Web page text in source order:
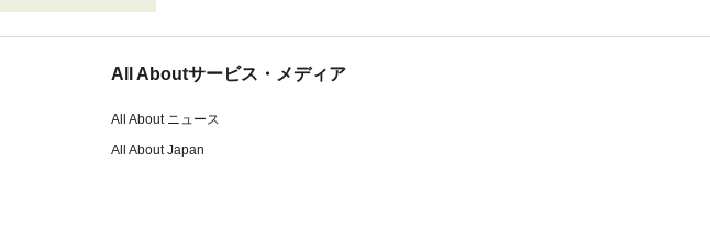
All Aboutサービス・メディア
All About ニュース
All About Japan